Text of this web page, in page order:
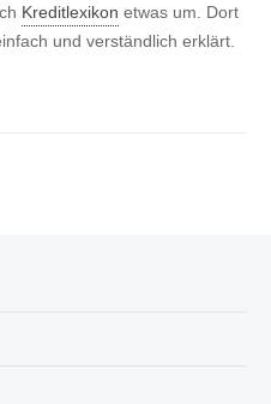
Kreditlexikon etwas um. Dort
und verständlich erklärt.